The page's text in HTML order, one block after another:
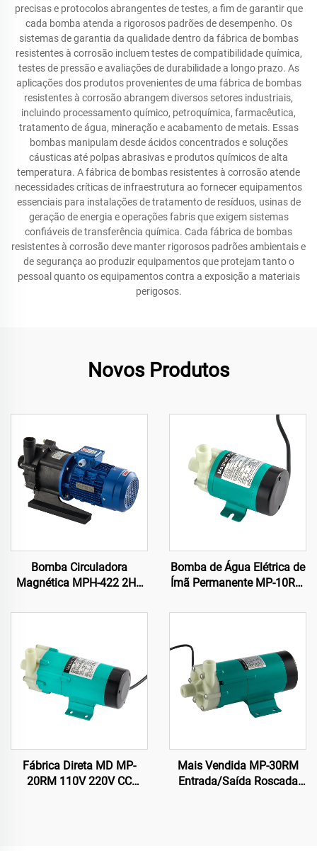
precisas e protocolos abrangentes de testes, a fim de garantir que
cada bomba atenda a rigorosos padrões de desempenho. Os
sistemas de garantia da qualidade dentro da fábrica de bombas
resistentes à corrosão incluem testes de compatibilidade química,
testes de pressão e avaliações de durabilidade a longo prazo. As
aplicações dos produtos provenientes de uma fábrica de bombas
resistentes à corrosão abrangem diversos setores industriais,
incluindo processamento químico, petroquímica, farmacêutica,
tratamento de água, mineração e acabamento de metais. Essas
bombas manipulam desde ácidos concentrados e soluções
cáusticas até polpas abrasivas e produtos químicos de alta
temperatura. A fábrica de bombas resistentes à corrosão atende
necessidades críticas de infraestrutura ao fornecer equipamentos
essenciais para instalações de tratamento de resíduos, usinas de
geração de energia e operações fabris que exigem sistemas
confiáveis de transferência química. Cada fábrica de bombas
resistentes à corrosão deve manter rigorosos padrões ambientais e
de segurança ao produzir equipamentos que protejam tanto o
pessoal quanto os equipamentos contra a exposição a materiais
perigosos.
Novos Produtos
Bomba Circuladora
Magnética MPH-422 2HP
Potência 380V 400 L/min
Água Salgada e Química
para Barco
Bomba de Água Elétrica de
Ímã Permanente MP-10RM
Bomba Centrífuga
Refrigeração 11/12 L/min
OEM
Fábrica Direta MD MP-
20RM 110V 220V CC
Mais Vendida MP-30RM
Entrada/Saída Roscada